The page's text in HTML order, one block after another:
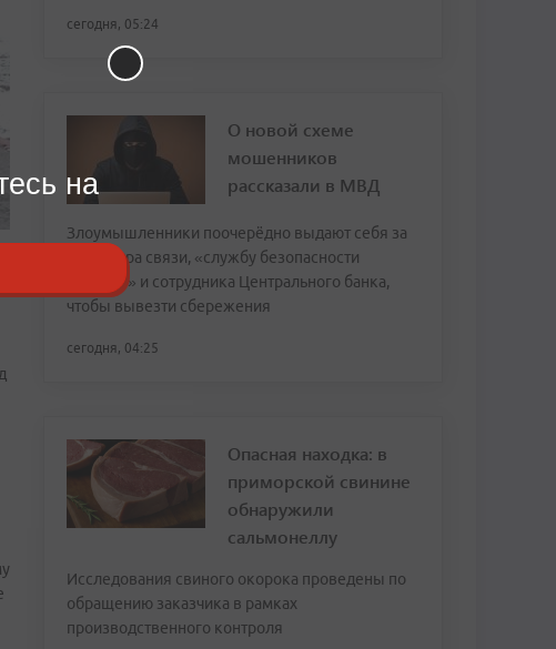
сегодня, 05:24
О новой схеме
мошенников
рассказали в МВД
Злоумышленники поочерёдно выдают себя за
оператора связи, «службу безопасности
Госуслуг» и сотрудника Центрального банка,
чтобы вывезти сбережения
сегодня, 04:25
Опасная находка: в
приморской свинине
обнаружили
сальмонеллу
Исследования свиного окорока проведены по
обращению заказчика в рамках
производственного контроля
на